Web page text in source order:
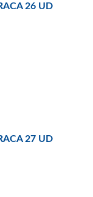
26 UD
27 UD